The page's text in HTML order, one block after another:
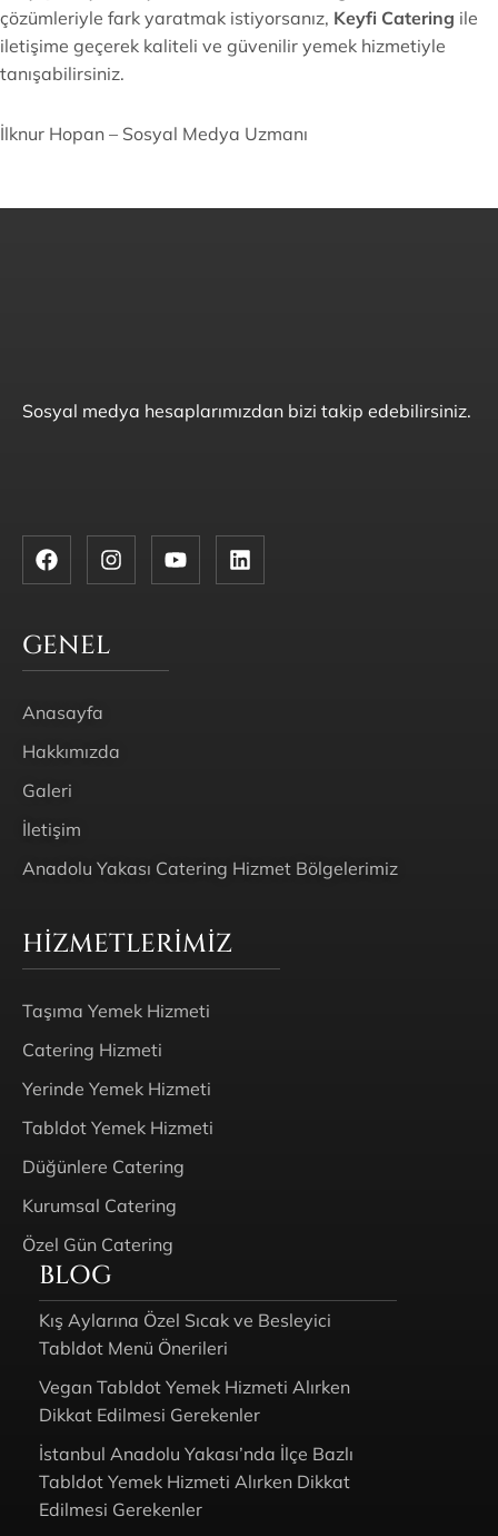
çözümleriyle fark yaratmak istiyorsanız, Keyfi Catering ile
iletişime geçerek kaliteli ve güvenilir yemek hizmetiyle
tanışabilirsiniz.
İlknur Hopan – Sosyal Medya Uzmanı
Sosyal medya hesaplarımızdan bizi takip edebilirsiniz.
GENEL
Anasayfa
Hakkımızda
Galeri
İletişim
Anadolu Yakası Catering Hizmet Bölgelerimiz
HIZMETLERIMIZ
Taşıma Yemek Hizmeti
Catering Hizmeti
Yerinde Yemek Hizmeti
Tabldot Yemek Hizmeti
Düğünlere Catering
Kurumsal Catering
Özel Gün Catering
BLOG
Kış Aylarına Özel Sıcak ve Besleyici
Tabldot Menü Önerileri
Vegan Tabldot Yemek Hizmeti Alırken
Dikkat Edilmesi Gerekenler
İstanbul Anadolu Yakası’nda İlçe Bazlı
Tabldot Yemek Hizmeti Alırken Dikkat
Edilmesi Gerekenler